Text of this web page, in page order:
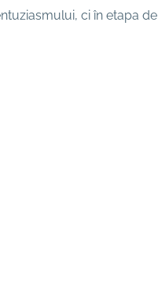
ci în etapa de